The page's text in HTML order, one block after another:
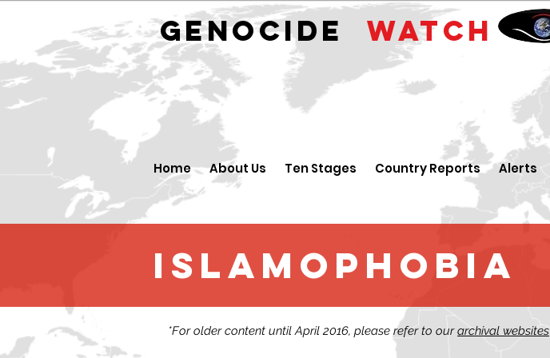
GENOCIDE WATCH
Home About Us Ten Stages Country Reports Alerts
Islamophobia
*For older content until April 2016, please refer to ourarchival websites